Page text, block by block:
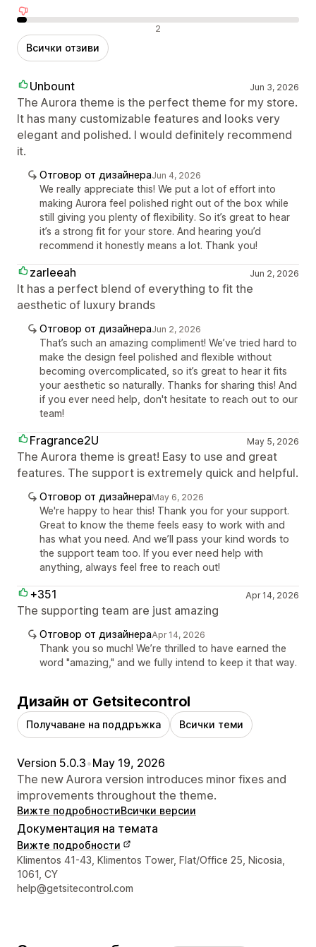
Отрицателни отзиви 2
Всички отзиви
Unbount Jun 3, 2026
The Aurora theme is the perfect theme for my store.
It has many customizable features and looks very
elegant and polished. I would definitely recommend
it.
Отговор от дизайнераJun 4, 2026
We really appreciate this! We put a lot of effort into
making Aurora feel polished right out of the box while
still giving you plenty of flexibility. So it’s great to hear
it’s a strong fit for your store. And hearing you’d
recommend it honestly means a lot. Thank you!
zarleeah Jun 2, 2026
It has a perfect blend of everything to fit the
aesthetic of luxury brands
Отговор от дизайнераJun 2, 2026
That’s such an amazing compliment! We’ve tried hard to
make the design feel polished and flexible without
becoming overcomplicated, so it’s great to hear it fits
your aesthetic so naturally. Thanks for sharing this! And
if you ever need help, don't hesitate to reach out to our
team!
Fragrance2U May 5, 2026
The Aurora theme is great! Easy to use and great
features. The support is extremely quick and helpful.
Отговор от дизайнераMay 6, 2026
We're happy to hear this! Thank you for your support.
Great to know the theme feels easy to work with and
has what you need. And we’ll pass your kind words to
the support team too. If you ever need help with
anything, always feel free to reach out!
+351 Apr 14, 2026
The supporting team are just amazing
Отговор от дизайнераApr 14, 2026
Thank you so much! We’re thrilled to have earned the
word "amazing," and we fully intend to keep it that way.
Дизайн от Getsitecontrol
Получаване на поддръжка Всички теми
Version 5.0.3•May 19, 2026
The new Aurora version introduces minor fixes and
improvements throughout the theme.
Вижте подробностиВсички версии
Документация на темата
Вижте подробности
Данни за връзка с дизайнера
Klimentos 41-43, Klimentos Tower, Flat/Office 25, Nicosia,
1061, CY
help@getsitecontrol.com